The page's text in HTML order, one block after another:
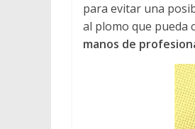
para evitar una
al plomo que pueda
manos de